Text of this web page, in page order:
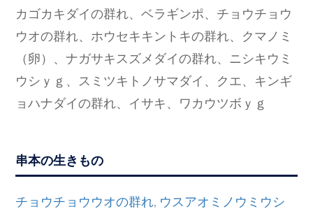
カゴカキダイの群れ、ベラギンポ、チョウチョウ
ウオの群れ、ホウセキキントキの群れ、クマノミ
（卵）、ナガサキスズメダイの群れ、ニシキウミ
ウシｙｇ、スミツキトノサマダイ、クエ、キンギ
ョハナダイの群れ、イサキ、ワカウツボｙｇ
串本の生きもの
チョウチョウウオの群れ, ウスアオミノウミウシ